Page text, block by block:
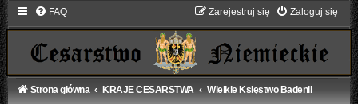
FAQ Zaloguj się
Zarejestruj się
Strona główna KRAJE CESARSTWA
Wielkie Księstwo Badenii